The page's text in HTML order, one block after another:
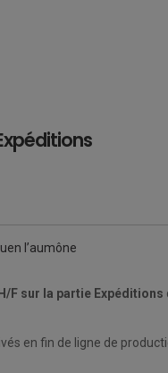
l’aumône
F sur la partie Expéditions
en fin de ligne de